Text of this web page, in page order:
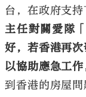
台，在政府支
主任對關愛隊
好，若香港再
以協助應急工作
到香港的房屋